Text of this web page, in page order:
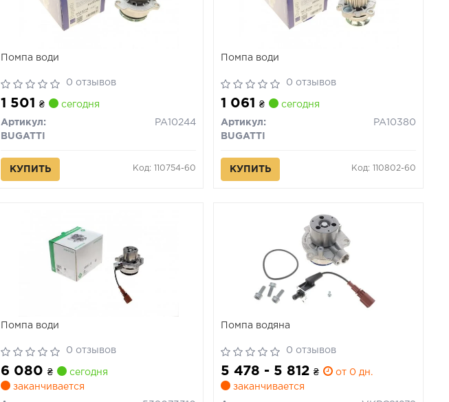
Помпа води
0 отзывов
1 501₴ сегодня
Артикул:
PA10244
BUGATTI
КУПИТЬ Код: 110754-60
Помпа води
0 отзывов
1 061₴ сегодня
Артикул:
PA10380
BUGATTI
КУПИТЬ Код: 110802-60
Помпа води
0 отзывов
6 080₴
сегодня
заканчивается
Помпа водяна
0 отзывов
5 478 - 5 812₴
от 0 дн.
заканчивается